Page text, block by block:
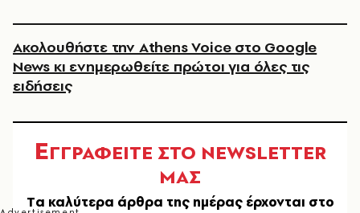
Ακολουθήστε την Athens Voice στο Google
News κι ενημερωθείτε πρώτοι για όλες τις
ειδήσεις
ΕΓΓΡΑΦΕΙΤΕ ΣΤΟ NEWSLETTER
ΜΑΣ
Tα καλύτερα άρθρα της ημέρας έρχονται στο